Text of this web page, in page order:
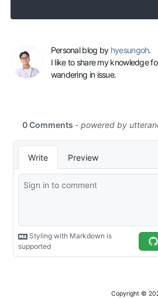
Personal blog by hyesungoh.
I like to share my knowledge
wandering in issue.
Copyright ©